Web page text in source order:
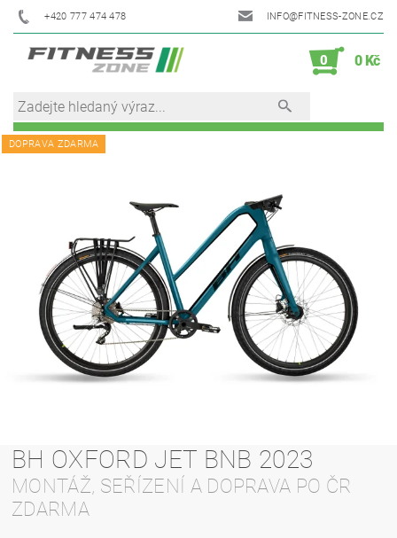
+420 777 474 478 INFO@FITNESS-ZONE.CZ
0 0 Kč
DOPRAVA ZDARMA
BH OXFORD JET BNB 2023
MONTÁŽ, SEŘÍZENÍ A DOPRAVA PO ČR
ZDARMA